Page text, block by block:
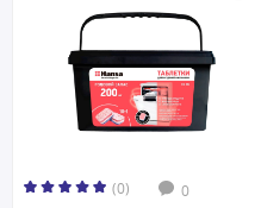
(0) 0